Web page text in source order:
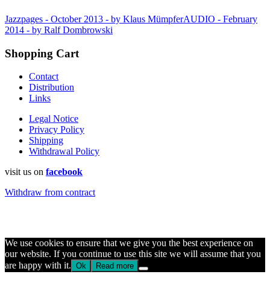
Jazzpages - October 2013 - by Klaus MümpferAUDIO - February
2014 - by Ralf Dombrowski
Shopping Cart
Contact
Distribution
Links
Legal Notice
Privacy Policy
Shipping
Withdrawal Policy
visit us on facebook
Withdraw from contract
We use cookies to ensure that we give you the best experience on
our website. If you continue to use this site we will assume that you
are happy with it. Ok Read more